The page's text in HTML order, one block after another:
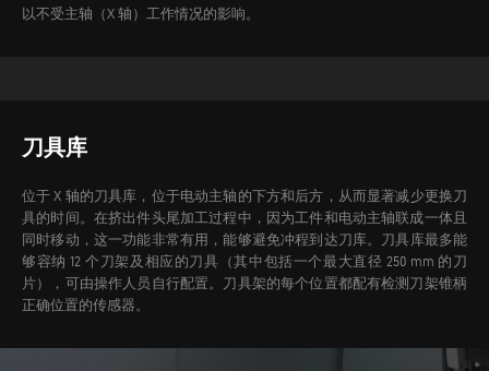
以不受主轴（X 轴）工作情况的影响。
刀具库
位于 X 轴的刀具库，位于电动主轴的下方和后方，从而显著减少更换刀
具的时间。在挤出件头尾加工过程中，因为工件和电动主轴联成一体且
同时移动，这一功能非常有用，能够避免冲程到达刀库。
刀具库最多能
够容纳 12 个刀架及相应的刀具（其中包括一个最大直径 250 mm 的刀
片），可由操作人员自行配置。刀具架的每个位置都配有检测刀架锥柄
正确位置的传感器。